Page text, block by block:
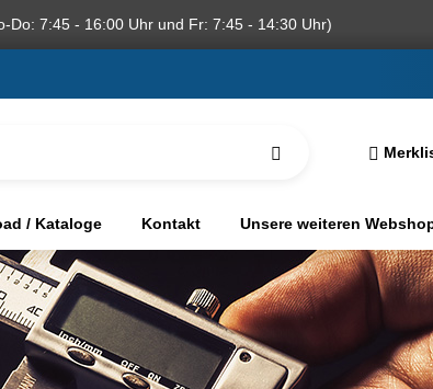
Do: 7:45 - 16:00 Uhr und Fr: 7:45 - 14:30 Uhr)
/ Kataloge Kontakt Unsere weiteren